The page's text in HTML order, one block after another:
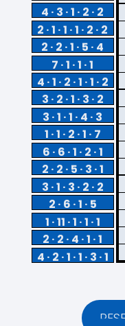
4 · 3 · 1 · 2 · 2
2 · 1 · 1 · 1 · 2 · 2
2 · 2 · 1 · 5 · 4
7 · 1 · 1 · 1
4 · 1 · 2 · 1 · 1 · 2
3 · 2 · 1 · 3 · 2
3 · 1 · 1 · 4 · 3
1 · 1 · 2 · 1 · 7
6 · 6 · 1 · 2 · 1
2 · 2 · 5 · 3 · 1
3 · 1 · 3 · 2 · 2
2 · 6 · 1 · 5
1 · 11 · 1 · 1 · 1
2 · 2 · 4 · 1 · 1
4 · 2 · 1 · 1 · 3 · 1